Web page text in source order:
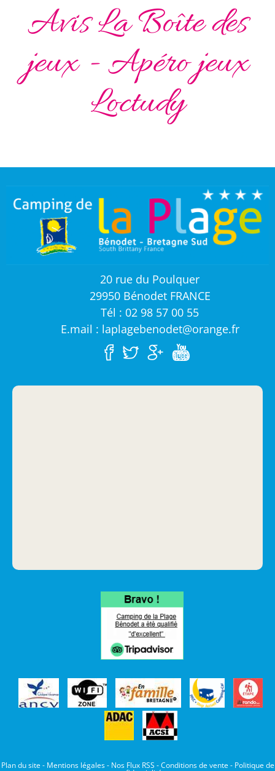
Avis La Boîte des
jeux - Apéro jeux
Loctudy
20 rue du Poulquer
29950 Bénodet FRANCE
Tél : 02 98 57 00 55
E.mail : laplagebenodet@orange.fr
Plan du site - Mentions légales- Nos Flux RSS -Conditions de vente - Politique de